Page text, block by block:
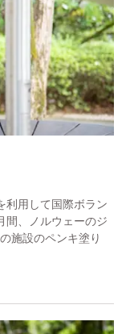
利用して国際ボラン
間、ノルウェーのジ
施設のペンキ塗り